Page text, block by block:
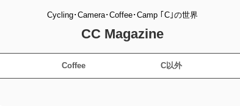
Cycling･Camera･Coffee･Camp ｢C｣の世界
CC Magazine
Coffee C以外